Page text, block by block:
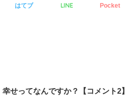
はてブ LINE Pocket
幸せってなんですか？【コメント2】